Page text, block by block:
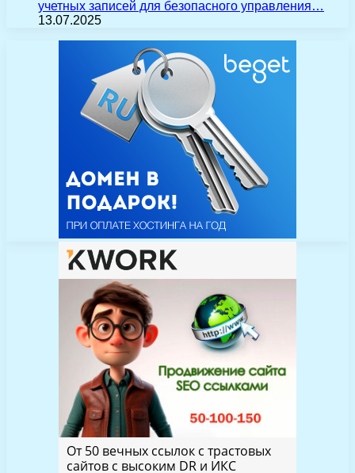
учетных записей для безопасного управления…
13.07.2025